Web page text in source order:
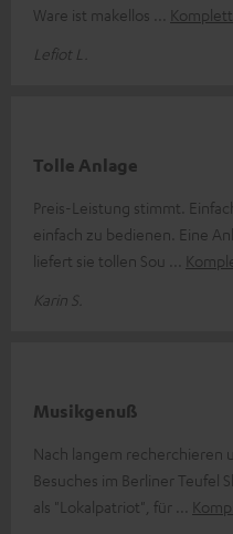
Ware ist makellos
Lefiot L.
Tolle Anlage
Preis-Leistung stimmt.
einfach zu bedienen. Eine
liefert sie tollen Sou
Karin S.
Musikgenuß
Nach langem recherchieren
Besuches im Berliner Teufel
als "Lokalpatriot", für